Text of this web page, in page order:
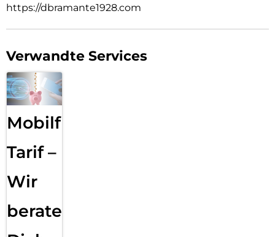
https://dbramante1928.com
Verwandte Services
Mobilfunk
Tarif –
Wir
beraten